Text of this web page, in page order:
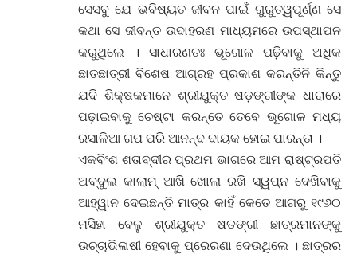
ସେସବୁ ଯେ ଭବିଷ୍ୟତ ଜୀବନ ପାଇଁ ଗୁରୁତ୍ୱପୂର୍ଣ୍ଣ ସେ
କଥା ସେ ଜୀବନ୍ତ ଉଦାହରଣ ମାଧ୍ୟମରେ ଉପସ୍ଥାପନ
କରୁଥିଲେ । ସାଧାରଣତଃ ଭୂଗୋଳ ପଢ଼ିବାକୁ ଅଧିକ
ଛାତଛାତ୍ରୀ ବିଶେଷ ଆଗ୍ରହ ପ୍ରକାଶ କରନ୍ତିନି କିନ୍ତୁ
ଯଦି ଶିକ୍ଷକମାନେ ଶ୍ରୀଯୁକ୍ତ ଷଡ଼ଙ୍ଗୀଙ୍କ ଧାରାରେ
ପଢ଼ାଇବାକୁ ଚେଷ୍ଟା କରନ୍ତେ ତେବେ ଭୂଗୋଳ ମଧ୍ୟ
ରସାଳିଆ ଗପ ପରି ଆନନ୍ଦ ଦାୟକ ହୋଇ ପାରନ୍ତା ।
ଏକବିଂଶ ଶତାବ୍ଦୀର ପ୍ରଥମ ଭାଗରେ ଆମ ରାଷ୍ଟ୍ରପତି
ଅବ୍‌ଦୁଲ କାଲାମ୍ ଆଖି ଖୋଲା ରଖି ସ୍ୱପ୍ନ ଦେଖିବାକୁ
ଆହ୍ୱାନ ଦେଇଛନ୍ତି ମାତ୍ର କାହିଁ କେତେ ଆଗରୁ ୧୯୬୦
ମସିହା ବେଳୁ ଶ୍ରୀଯୁକ୍ତ ଷଡଙ୍ଗୀ ଛାତ୍ରମାନଙ୍କୁ
ଉଚ୍ଚାଭିଳାଷୀ ହେବାକୁ ପ୍ରେରଣା ଦେଉଥିଲେ । ଛାତ୍ରର